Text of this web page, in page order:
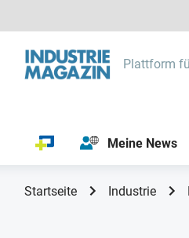
Plattform
Meine News
Startseite Industrie